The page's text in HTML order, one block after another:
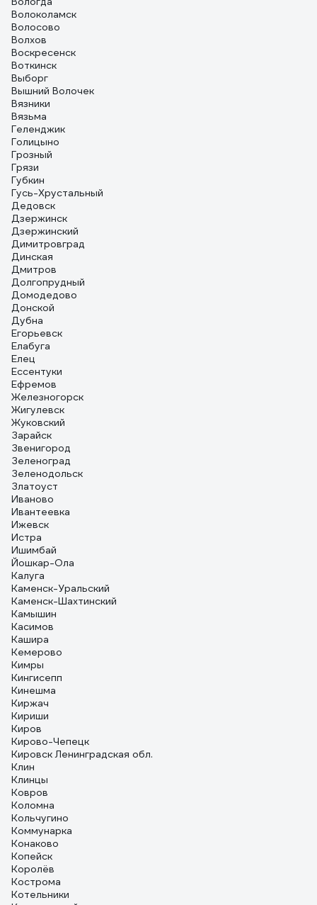
Волоколамск
Волосово
Волхов
Воскресенск
Воткинск
Выборг
Вышний Волочек
Вязники
Вязьма
Геленджик
Голицыно
Грозный
Грязи
Губкин
Гусь-Хрустальный
Дедовск
Дзержинск
Дзержинский
Димитровград
Динская
Дмитров
Долгопрудный
Домодедово
Донской
Дубна
Егорьевск
Елабуга
Елец
Ессентуки
Ефремов
Железногорск
Жигулевск
Жуковский
Зарайск
Звенигород
Зеленоград
Зеленодольск
Златоуст
Иваново
Ивантеевка
Ижевск
Истра
Ишимбай
Йошкар-Ола
Калуга
Каменск-Уральский
Каменск-Шахтинский
Камышин
Касимов
Кашира
Кемерово
Кимры
Кингисепп
Кинешма
Киржач
Кириши
Киров
Кирово-Чепецк
Кировск Ленинградская обл.
Клин
Клинцы
Ковров
Коломна
Кольчугино
Коммунарка
Конаково
Копейск
Королёв
Кострома
Котельники